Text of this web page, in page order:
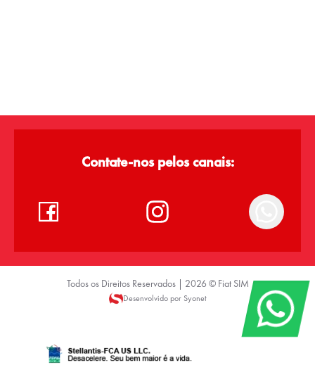
Contate-nos pelos canais:
Todos os Direitos Reservados | 2026 © Fiat SIM
Desenvolvido por Syonet